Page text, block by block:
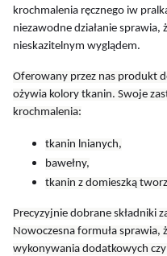
krochmalenia ręcznego iw
niezawodne działanie
nieskazitelnym wyglądem.
Oferowany przez nas produkt
ożywia kolory tkanin. Swoje
krochmalenia:
tkanin lnianych,
bawełny,
tkanin z domieszką
Precyzyjnie dobrane składniki
Nowoczesna formuła sprawia,
wykonywania dodatkowych